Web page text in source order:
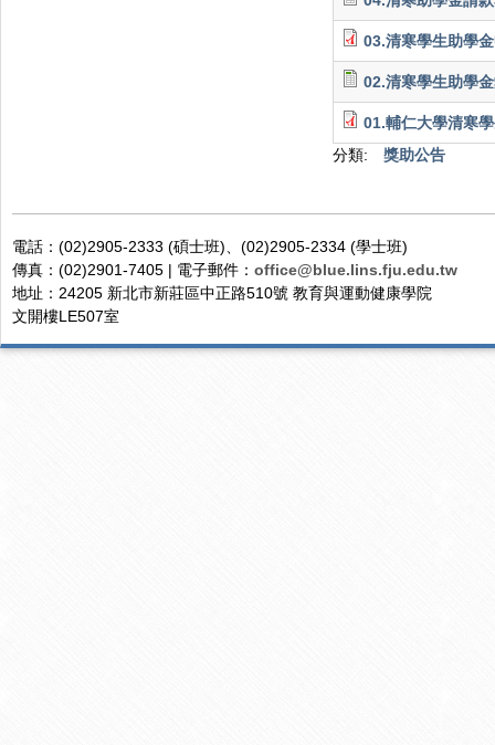
03.清寒學生助學
02.清寒學生助學
01.輔仁大學清寒
分類:
獎助公告
電話：(02)2905-2333 (碩士班)、(02)2905-2334 (學士班)
傳真：(02)2901-7405 | 電子郵件： office@blue.lins.fju.edu.tw
地址：24205 新北市新莊區中正路510號 教育與運動健康學院
文開樓LE507室